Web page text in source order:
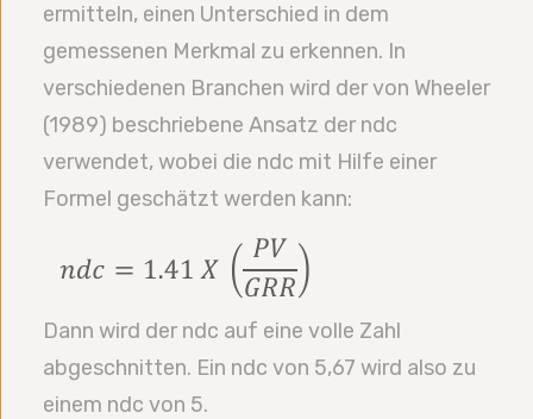
ermitteln, einen Unterschied in dem
gemessenen Merkmal zu erkennen. In
verschiedenen Branchen wird der von Wheeler
(1989) beschriebene Ansatz der ndc
verwendet, wobei die ndc mit Hilfe einer
Formel geschätzt werden kann:
Dann wird der ndc auf eine volle Zahl
abgeschnitten. Ein ndc von 5,67 wird also zu
einem ndc von 5.